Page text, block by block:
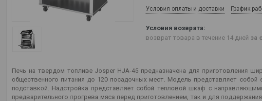
Условия оплаты и доставки График
возврат товара в течение 14 дней за
Печь на твердом топливе Josper HJA-45 предназначена для приготовления
общественного питания до 120 посадочных мест. Модель представляет
подставкой. Надстройка представляет собой тепловой шкаф с
предварительного прогрева мяса перед приготовлением, так и для